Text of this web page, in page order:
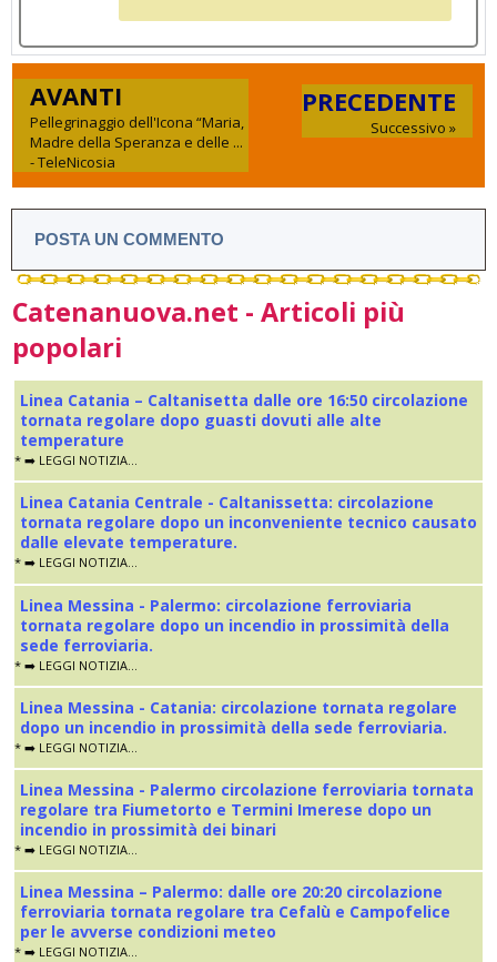
AVANTI
Pellegrinaggio dell'Icona “Maria,
Madre della Speranza e delle ...
- TeleNicosia
PRECEDENTE
Successivo »
POSTA UN COMMENTO
Catenanuova.net - Articoli più
popolari
Linea Catania – Caltanisetta dalle ore 16:50 circolazione
tornata regolare dopo guasti dovuti alle alte
temperature
* ➡️ LEGGI NOTIZIA...
Linea Catania Centrale - Caltanissetta: circolazione
tornata regolare dopo un inconveniente tecnico causato
dalle elevate temperature.
* ➡️ LEGGI NOTIZIA...
Linea Messina - Palermo: circolazione ferroviaria
tornata regolare dopo un incendio in prossimità della
sede ferroviaria.
* ➡️ LEGGI NOTIZIA...
Linea Messina - Catania: circolazione tornata regolare
dopo un incendio in prossimità della sede ferroviaria.
* ➡️ LEGGI NOTIZIA...
Linea Messina - Palermo circolazione ferroviaria tornata
regolare tra Fiumetorto e Termini Imerese dopo un
incendio in prossimità dei binari
* ➡️ LEGGI NOTIZIA...
Linea Messina – Palermo: dalle ore 20:20 circolazione
ferroviaria tornata regolare tra Cefalù e Campofelice
per le avverse condizioni meteo
* ➡️ LEGGI NOTIZIA...